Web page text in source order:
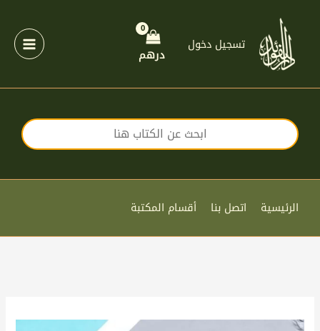
المحتوى
تسجيل دخول
درهم
الرئيسية اتصل بنا أقسام المكتبة